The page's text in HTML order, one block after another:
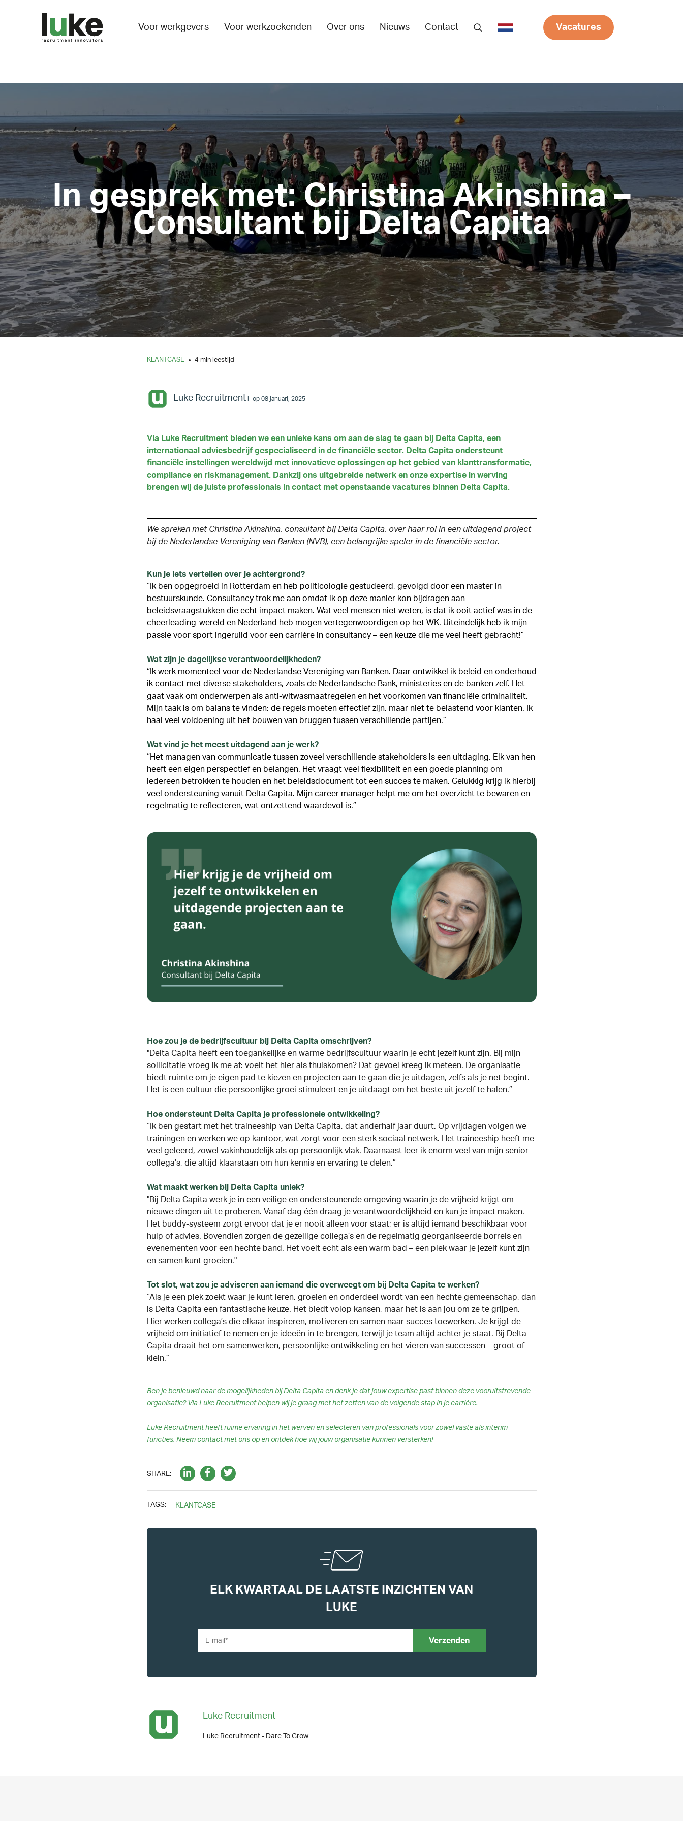
Voor werkgevers Voor werkzoekenden Over ons Nieuws Contact Vacatures
In gesprek met: Christina Akinshina –
Consultant bij Delta Capita
KLANTCASE 4 min leestijd
Luke Recruitment op 08 januari, 2025
Via Luke Recruitment bieden we een unieke kans om aan de slag te gaan bij Delta Capita, een
internationaal adviesbedrijf gespecialiseerd in de financiële sector. Delta Capita ondersteunt
financiële instellingen wereldwijd met innovatieve oplossingen op het gebied van klanttransformatie,
compliance en riskmanagement. Dankzij ons uitgebreide netwerk en onze expertise in werving
brengen wij de juiste professionals in contact met openstaande vacatures binnen Delta Capita.
We spreken met Christina Akinshina, consultant bij Delta Capita, over haar rol in een uitdagend project
bij de Nederlandse Vereniging van Banken (NVB), een belangrijke speler in de financiële sector.
Kun je iets vertellen over je achtergrond?
“Ik ben opgegroeid in Rotterdam en heb politicologie gestudeerd, gevolgd door een master in
bestuurskunde. Consultancy trok me aan omdat ik op deze manier kon bijdragen aan
beleidsvraagstukken die echt impact maken. Wat veel mensen niet weten, is dat ik ooit actief was in de
cheerleading-wereld en Nederland heb mogen vertegenwoordigen op het WK. Uiteindelijk heb ik mijn
passie voor sport ingeruild voor een carrière in consultancy – een keuze die me veel heeft gebracht!”
Wat zijn je dagelijkse verantwoordelijkheden?
“Ik werk momenteel voor de Nederlandse Vereniging van Banken. Daar ontwikkel ik beleid en onderhoud
ik contact met diverse stakeholders, zoals de Nederlandsche Bank, ministeries en de banken zelf. Het
gaat vaak om onderwerpen als anti-witwasmaatregelen en het voorkomen van financiële criminaliteit.
Mijn taak is om balans te vinden: de regels moeten effectief zijn, maar niet te belastend voor klanten. Ik
haal veel voldoening uit het bouwen van bruggen tussen verschillende partijen.”
Wat vind je het meest uitdagend aan je werk?
“Het managen van communicatie tussen zoveel verschillende stakeholders is een uitdaging. Elk van hen
heeft een eigen perspectief en belangen. Het vraagt veel flexibiliteit en een goede planning om
iedereen betrokken te houden en het beleidsdocument tot een succes te maken. Gelukkig krijg ik hierbij
veel ondersteuning vanuit Delta Capita. Mijn career manager helpt me om het overzicht te bewaren en
regelmatig te reflecteren, wat ontzettend waardevol is.”
Hoe zou je de bedrijfscultuur bij Delta Capita omschrijven?
"Delta Capita heeft een toegankelijke en warme bedrijfscultuur waarin je echt jezelf kunt zijn. Bij mijn
sollicitatie vroeg ik me af: voelt het hier als thuiskomen? Dat gevoel kreeg ik meteen. De organisatie
biedt ruimte om je eigen pad te kiezen en projecten aan te gaan die je uitdagen, zelfs als je net begint.
Het is een cultuur die persoonlijke groei stimuleert en je uitdaagt om het beste uit jezelf te halen.”
Hoe ondersteunt Delta Capita je professionele ontwikkeling?
“Ik ben gestart met het traineeship van Delta Capita, dat anderhalf jaar duurt. Op vrijdagen volgen we
trainingen en werken we op kantoor, wat zorgt voor een sterk sociaal netwerk. Het traineeship heeft me
veel geleerd, zowel vakinhoudelijk als op persoonlijk vlak. Daarnaast leer ik enorm veel van mijn senior
collega’s, die altijd klaarstaan om hun kennis en ervaring te delen.”
Wat maakt werken bij Delta Capita uniek?
"Bij Delta Capita werk je in een veilige en ondersteunende omgeving waarin je de vrijheid krijgt om
nieuwe dingen uit te proberen. Vanaf dag één draag je verantwoordelijkheid en kun je impact maken.
Het buddy-systeem zorgt ervoor dat je er nooit alleen voor staat; er is altijd iemand beschikbaar voor
hulp of advies. Bovendien zorgen de gezellige collega’s en de regelmatig georganiseerde borrels en
evenementen voor een hechte band. Het voelt echt als een warm bad – een plek waar je jezelf kunt zijn
en samen kunt groeien."
Tot slot, wat zou je adviseren aan iemand die overweegt om bij Delta Capita te werken?
“Als je een plek zoekt waar je kunt leren, groeien en onderdeel wordt van een hechte gemeenschap, dan
is Delta Capita een fantastische keuze. Het biedt volop kansen, maar het is aan jou om ze te grijpen.
Hier werken collega’s die elkaar inspireren, motiveren en samen naar succes toewerken. Je krijgt de
vrijheid om initiatief te nemen en je ideeën in te brengen, terwijl je team altijd achter je staat. Bij Delta
Capita draait het om samenwerken, persoonlijke ontwikkeling en het vieren van successen – groot of
klein.”
Ben je benieuwd naar de mogelijkheden bij Delta Capita en denk je dat jouw expertise past binnen deze vooruitstrevende
organisatie? Via Luke Recruitment helpen wij je graag met het zetten van de volgende stap in je carrière.
Luke Recruitment heeft ruime ervaring in het werven en selecteren van professionals voor zowel vaste als interim
functies. Neem contact met ons op en ontdek hoe wij jouw organisatie kunnen versterken!
SHARE:
TAGS: KLANTCASE
ELK KWARTAAL DE LAATSTE INZICHTEN VAN
LUKE
Luke Recruitment
Luke Recruitment - Dare To Grow